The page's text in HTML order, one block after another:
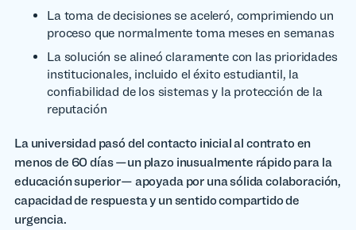
La toma de decisiones se aceleró, comprimiendo un
proceso que normalmente toma meses en semanas
La solución se alineó claramente con las prioridades
institucionales, incluido el éxito estudiantil, la
confiabilidad de los sistemas y la protección de la
reputación
La universidad pasó del contacto inicial al contrato en
menos de 60 días —un plazo inusualmente rápido para la
educación superior— apoyada por una sólida colaboración,
capacidad de respuesta y un sentido compartido de
urgencia.